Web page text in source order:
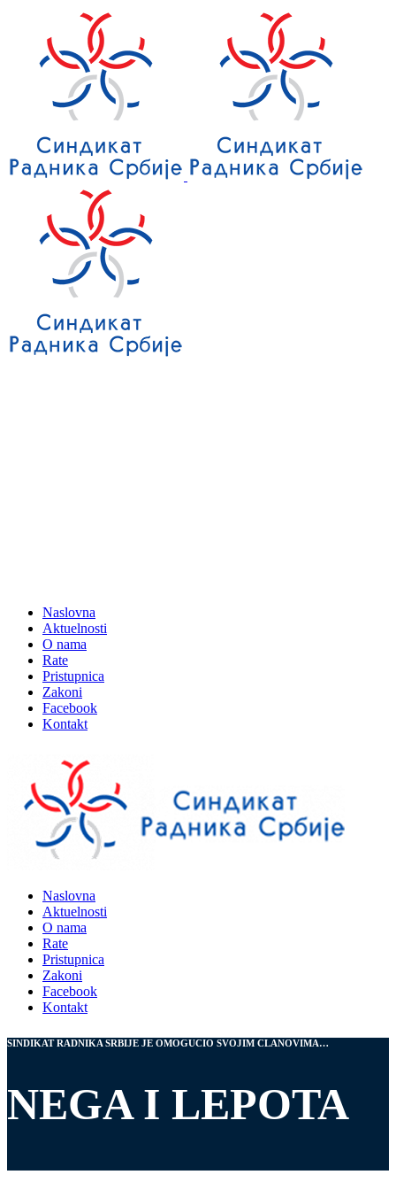
Naslovna
Aktuelnosti
O nama
Rate
Pristupnica
Zakoni
Facebook
Kontakt
Naslovna
Aktuelnosti
O nama
Rate
Pristupnica
Zakoni
Facebook
Kontakt
SINDIKAT RADNIKA SRBIJE JE OMOGUCIO SVOJIM CLANOVIMA…
NEGA I LEPOTA